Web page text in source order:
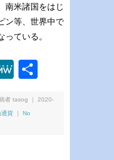
南米諸国をはじ
ン等、世界中で
ている。
MeWe
者 tasog ｜ 2020-
通貨 No